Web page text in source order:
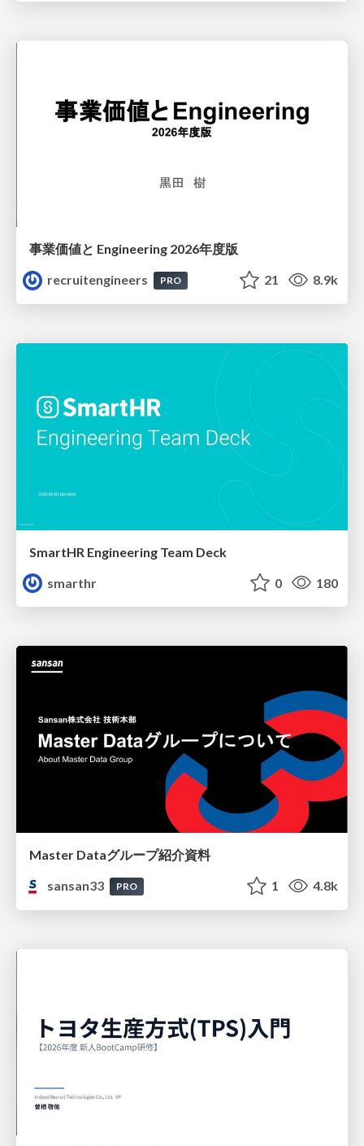
事業価値と Engineering 2026年度版
recruitengineers
PRO 21 8.9k
SmartHR Engineering Team Deck
smarthr
0 180
Master Dataグループ紹介資料
sansan33
PRO 1 4.8k